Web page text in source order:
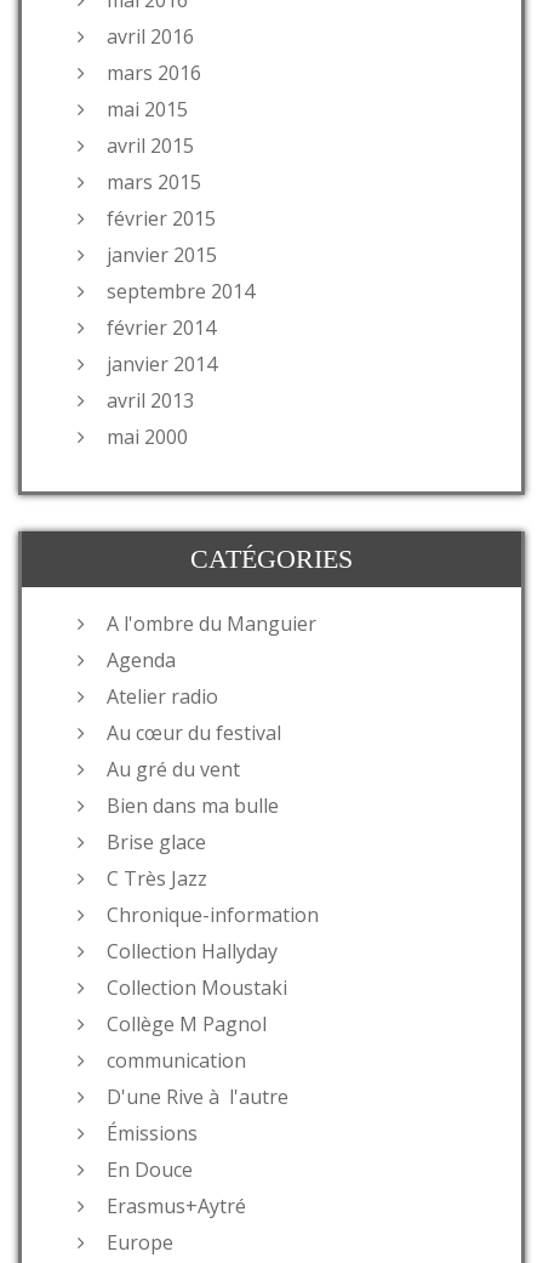
avril 2016
mars 2016
mai 2015
avril 2015
mars 2015
février 2015
janvier 2015
septembre 2014
février 2014
janvier 2014
avril 2013
mai 2000
CATÉGORIES
A l'ombre du Manguier
Agenda
Atelier radio
Au cœur du festival
Au gré du vent
Bien dans ma bulle
Brise glace
C Très Jazz
Chronique-information
Collection Hallyday
Collection Moustaki
Collège M Pagnol
communication
D'une Rive à l'autre
Émissions
En Douce
Erasmus+Aytré
Europe